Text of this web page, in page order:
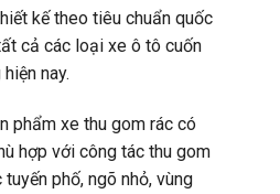
kế theo tiêu chuẩn quốc
cả các loại xe ô tô cuốn
nay.
phẩm xe thu gom rác có
hợp với công tác thu gom
phố, ngõ nhỏ, vùng